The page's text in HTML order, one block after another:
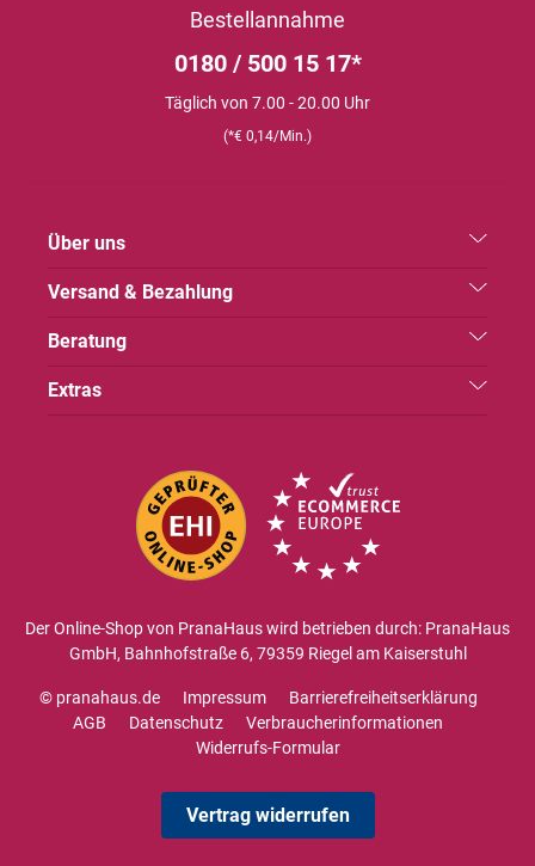
Bestellannahme
0180 / 500 15 17*
Täglich von 7.00 - 20.00 Uhr
(*€ 0,14/Min.)
Über uns
Versand & Bezahlung
Beratung
Extras
Der Online-Shop von PranaHaus wird betrieben durch: PranaHaus
GmbH, Bahnhofstraße 6, 79359 Riegel am Kaiserstuhl
© pranahaus.de Impressum
Barrierefreiheitserklärung
AGB
Datenschutz
Verbraucherinformationen
Widerrufs-Formular
Vertrag widerrufen